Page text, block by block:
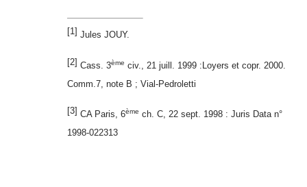
[1] Jules JOUY.
[2] Cass. 3ème civ., 21 juill. 1999 :Loyers et copr. 2000.
Comm.7, note B ; Vial-Pedroletti
[3] CA Paris, 6ème ch. C, 22 sept. 1998 : Juris Data n°
1998-022313